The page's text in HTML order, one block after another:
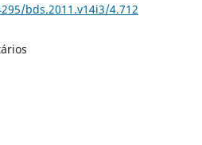
bds.2011.v14i3/4.712